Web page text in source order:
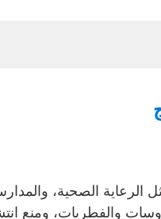
الصحية،
والفطريات، ومنع